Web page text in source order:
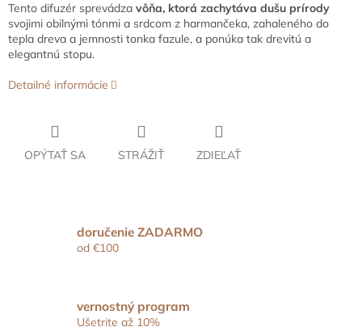
Tento difuzér sprevádza vôňa, ktorá zachytáva dušu prírody
svojimi obilnými tónmi a srdcom z harmančeka, zahaleného do
tepla dreva a jemnosti tonka fazule, a ponúka tak drevitú a
elegantnú stopu.
Detailné informácie
OPÝTAŤ SA STRÁŽIŤ ZDIEĽAŤ
doručenie ZADARMO
od €100
vernostný program
Ušetrite až 10%